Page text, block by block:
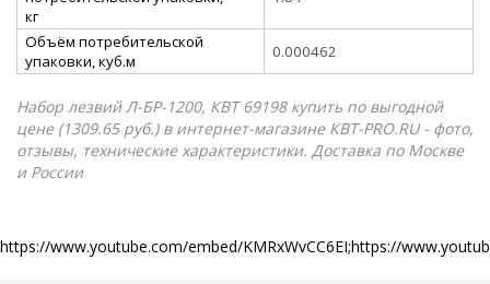
кг
Объём потребительской
упаковки, куб.м
0.000462
Набор лезвий Л-БР-1200, КВТ 69198 купить по выгодной
цене (1309.65 руб.) в интернет-магазине КВТ-PRO.RU - фото,
отзывы, технические характеристики. Доставка по Москве
и России
https://www.youtube.com/embed/KMRxWvCC6EI;https://